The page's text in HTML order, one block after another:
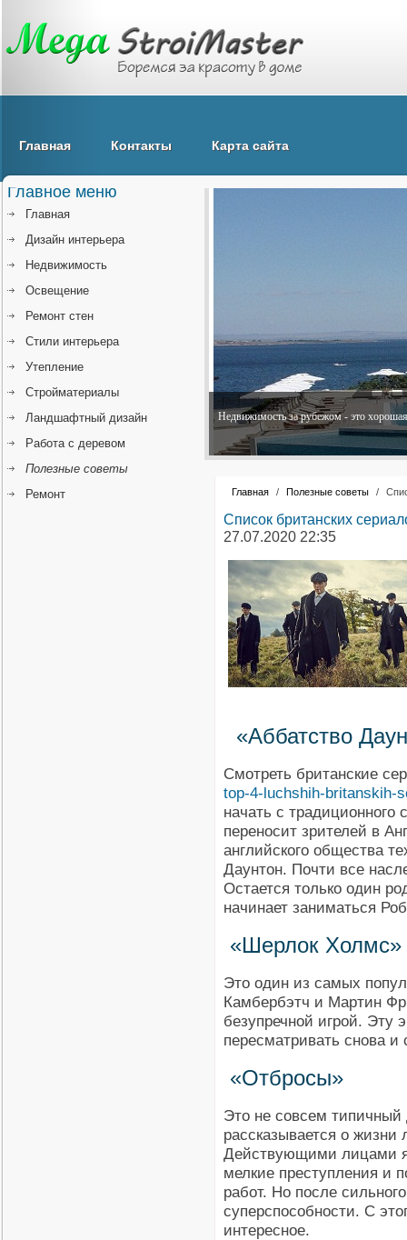
Главная Контакты Карта сайта
Недвижимость за рубежом - это
Главная / Полезные советы /
Список британских
27.07.2020 22:35
«Аббатство
Смотреть британские
top-4-luchshih-britanskih-
начать с традиционного
переносит зрителей в
английского общества
Даунтон. Почти все
Остается только один
начинает заниматься
«Шерлок Холмс»
Это один из самых
Камбербэтч и Мартин
безупречной игрой. Эту
пересматривать снова
«Отбросы»
Это не совсем типичный
рассказывается о
Действующими лицами
мелкие преступления и
работ. Но после
суперспособности. С
интересное.
Главное меню
Главная
Дизайн интерьера
Недвижимость
Освещение
Ремонт стен
Стили интерьера
Утепление
Стройматериалы
Ландшафтный дизайн
Работа с деревом
Полезные советы
Ремонт